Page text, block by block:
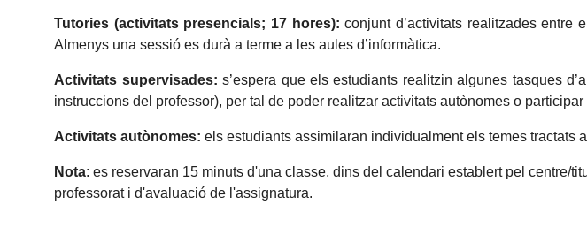
Tutories (activitats presencials; 17 hores): conjunt d’activitats realitzades entre
Almenys una sessió es durà a terme a les aules d’informàtica.
Activitats supervisades: s’espera que els estudiants realitzin algunes tasques
instruccions del professor), per tal de poder realitzar activitats autònomes o
Activitats autònomes: els estudiants assimilaran individualment els temes tractats
Nota: es reservaran 15 minuts d'una classe, dins del calendari establert pel centre/
professorat i d'avaluació de l'assignatura.